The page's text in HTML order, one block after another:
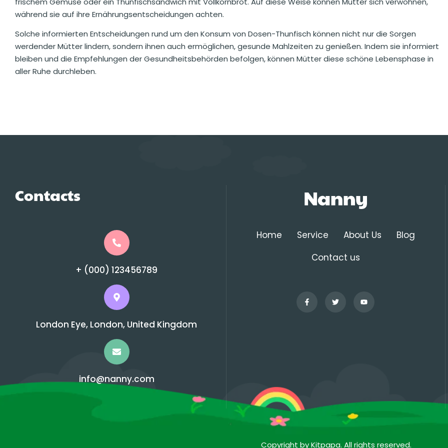
während sie auf ihre Ernährungsentscheidungen achten.
Solche informierten Entscheidungen rund um den Konsum von Dosen-Thunfisch können nicht nur die Sorgen
werdender Mütter lindern, sondern ihnen auch ermöglichen, gesunde Mahlzeiten zu genießen. Indem sie informiert
bleiben und die Empfehlungen der Gesundheitsbehörden befolgen, können Mütter diese schöne Lebensphase in
aller Ruhe durchleben.
Contacts
+ (000) 123456789
London Eye, London, United Kingdom
info@nanny.com
Home Service About Us
Blog
Contact us
Copyright by Kitpapa. All rights reserved.